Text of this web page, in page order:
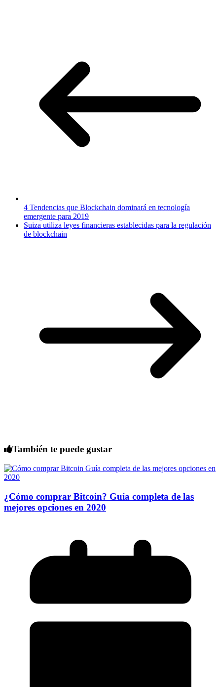
4 Tendencias que Blockchain dominará en tecnología
emergente para 2019
Suiza utiliza leyes financieras establecidas para la regulación
de blockchain
También te puede gustar
¿Cómo comprar Bitcoin? Guía completa de las
mejores opciones en 2020